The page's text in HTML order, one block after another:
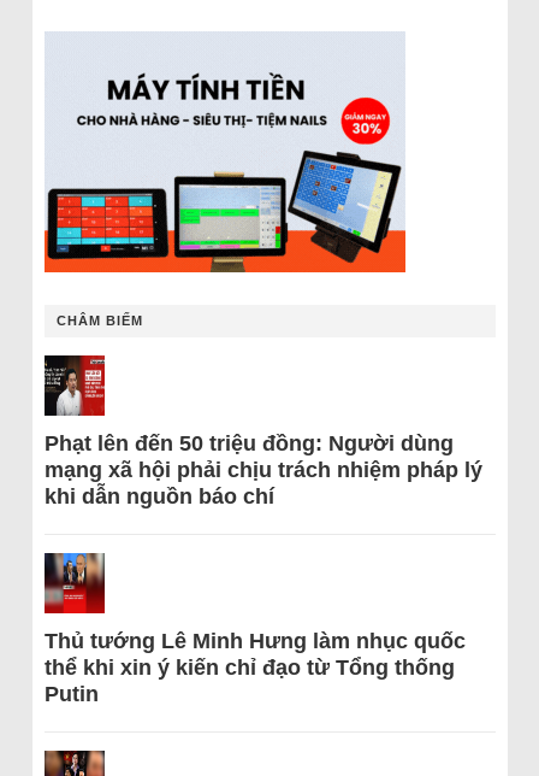
CHÂM BIẾM
Phạt lên đến 50 triệu đồng: Người dùng
mạng xã hội phải chịu trách nhiệm pháp lý
khi dẫn nguồn báo chí
Thủ tướng Lê Minh Hưng làm nhục quốc
thể khi xin ý kiến chỉ đạo từ Tổng thống
Putin